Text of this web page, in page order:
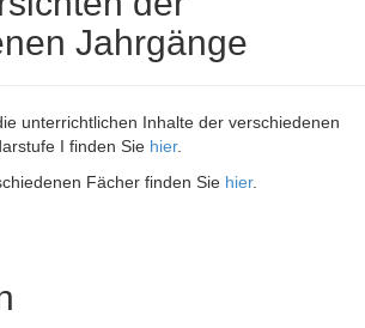
Jahrgänge
unterrichtlichen Inhalte der verschiedenen
I finden Sie hier.
Fächer finden Sie hier.